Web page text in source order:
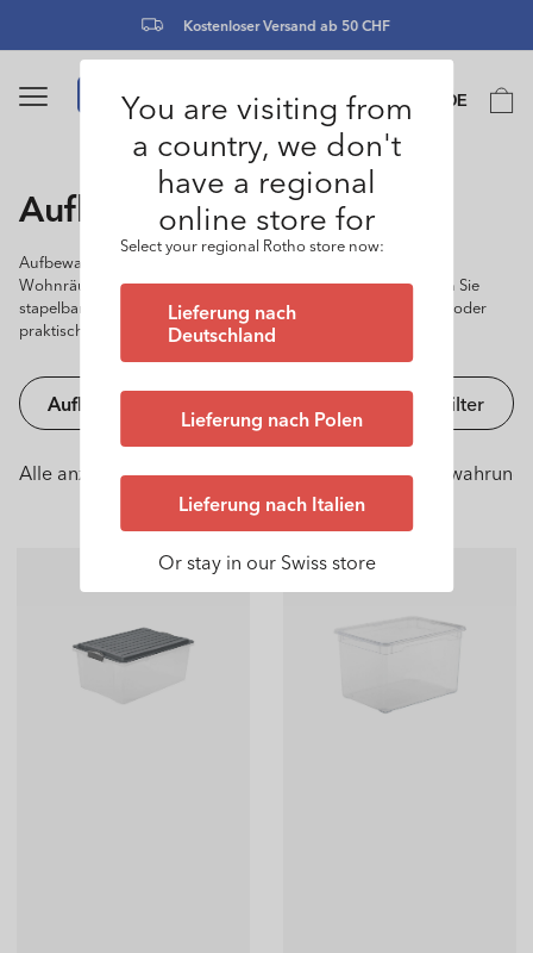
Inhalt
Schweizer Markenqualität
Sprache
DE
0
Kategorie:
Aufbewahrungsboxen
Aufbewahrungsboxen schaffen schnell mehr Ordnung in
Wohnräumen, Schränken, Keller oder Abstellraum. Entdecken Sie
stapelbare, transparente und mobile Boxen mit Deckel, Rollen oder
praktischen Griffen.
Aufbewahrung Filter
Alle anzeigen Aufbewahrungsboxen
You are visiting from
a country, we don't
have a regional
online store for
Select your regional Rotho store now:
Lieferung nach
Deutschland
Lieferung nach Polen
Lieferung nach Italien
Or stay in our Swiss store